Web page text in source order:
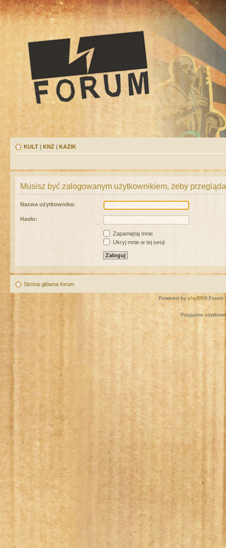
KULT | KNŻ | KAZIK
Musisz być zalogowanym użytkownikiem, żeby
Nazwa użytkownika:
Hasło:
Zapamiętaj mnie
Ukryj mnie w tej sesji
Strona główna forum
Powered by phpBB® Forum
Przyjazne